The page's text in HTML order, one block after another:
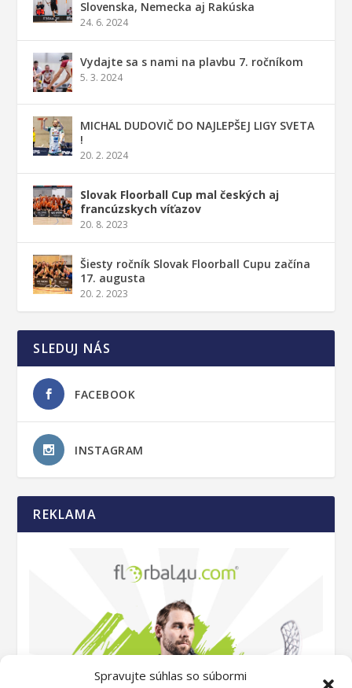
Spravujte súhlas so súbormi
Slovenska, Nemecka aj Rakúska
24. 6. 2024
Vydajte sa s nami na plavbu 7. ročníkom
5. 3. 2024
MICHAL DUDOVIČ DO NAJLEPŠEJ LIGY SVETA
!
20. 2. 2024
Slovak Floorball Cup mal českých aj
francúzskych víťazov
20. 8. 2023
Šiesty ročník Slovak Floorball Cupu začína
17. augusta
20. 2. 2023
SLEDUJ NÁS
FACEBOOK
INSTAGRAM
REKLAMA